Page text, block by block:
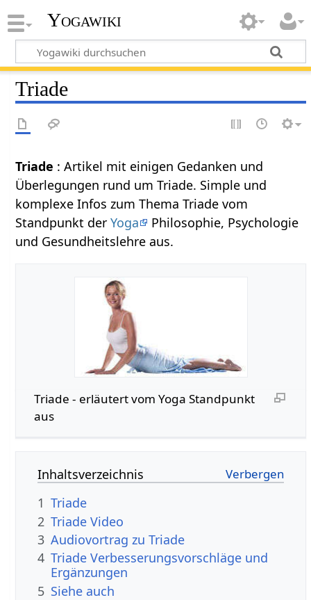
Yogawiki
Triade
Triade : Artikel mit einigen Gedanken und
Überlegungen rund um Triade. Simple und
komplexe Infos zum Thema Triade vom
Standpunkt derYoga
Philosophie, Psychologie
und Gesundheitslehre aus.
Triade - erläutert vom Yoga Standpunkt
aus
Inhaltsverzeichnis
1 Triade
2 Triade Video
3 Audiovortrag zu Triade
4 Triade Verbesserungsvorschläge und
Ergänzungen
5 Siehe auch